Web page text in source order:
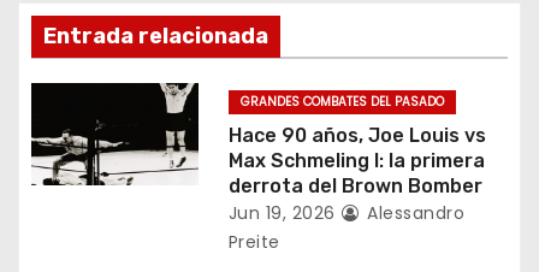
ó
n
d
e
Entrada relacionada
GRANDES COMBATES DEL PASADO
Hace 90 años, Joe Louis vs
Max Schmeling I: la primera
derrota del Brown Bomber
Jun 19, 2026
Alessandro
Preite